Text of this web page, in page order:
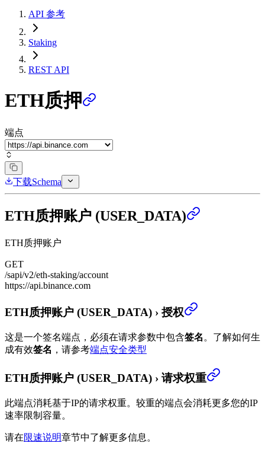
API 参考
Staking
REST API
ETH质押
端点
下载Schema
ETH质押账户 (USER_DATA)
ETH质押账户
GET
/sapi/v2/eth-staking/account
https://api.binance.com
ETH质押账户 (USER_DATA) › 授权
这是一个签名端点，必须在请求参数中包含签名 。 了解如何生
成有效签名 ，请参考端点安全类型
ETH质押账户 (USER_DATA) › 请求权重
此端点消耗基于IP的请求权重。较重的端点会消耗更多您的IP
速率限制容量。
请在限速说明章节中了解更多信息。